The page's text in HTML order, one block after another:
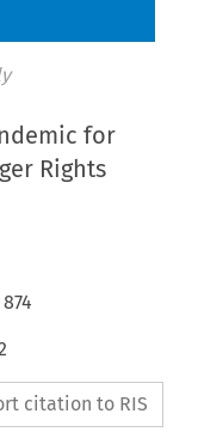
for
Rights
874
citation to RIS